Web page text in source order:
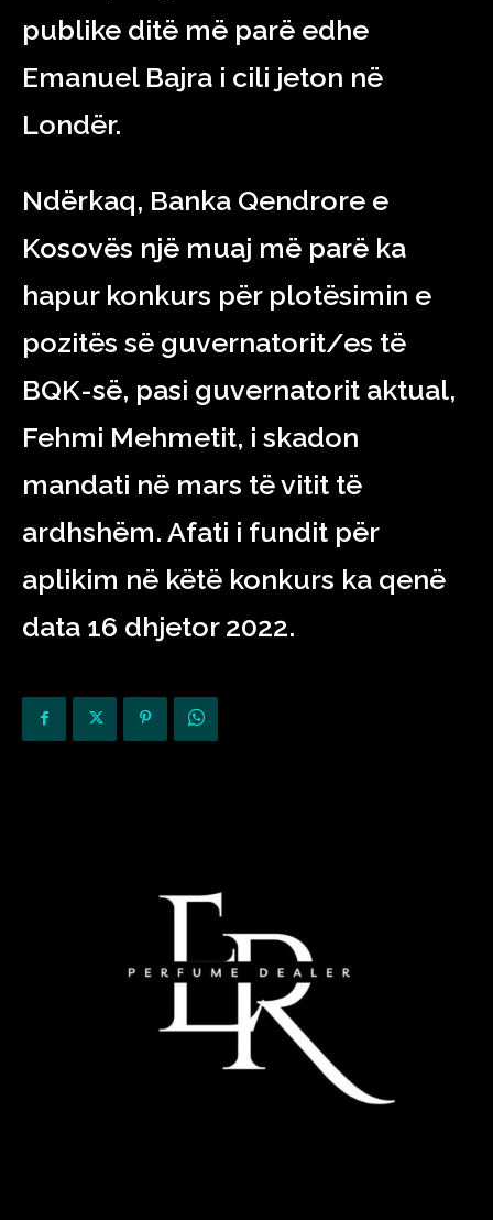
publike ditë më parë edhe
Emanuel Bajra i cili jeton në
Londër.
Ndërkaq, Banka Qendrore e
Kosovës një muaj më parë ka
hapur konkurs për plotësimin e
pozitës së guvernatorit/es të
BQK-së, pasi guvernatorit aktual,
Fehmi Mehmetit, i skadon
mandati në mars të vitit të
ardhshëm. Afati i fundit për
aplikim në këtë konkurs ka qenë
data 16 dhjetor 2022.